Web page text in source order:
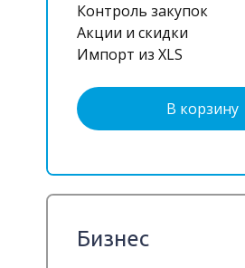
Контроль закупок
Акции и скидки
Импорт из XLS
В корзину
Бизнес